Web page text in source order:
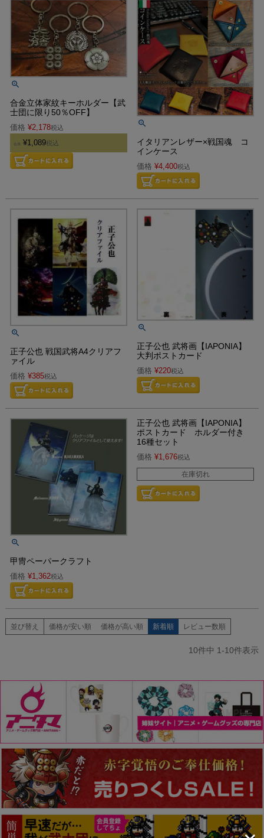
合金立体家紋キーホルダー【武
士団に限り50％OFF】
価格 ¥2,178税込
会員 ¥1,089税込
イタリアンレザー×戦国魂 コ
インケース
価格 ¥4,400税込
正子公也 戦国武将A4クリアフ
ァイル
価格 ¥385税込
正子公也 武将画【IAPONIA】
大判ポストカード
価格 ¥220税込
甲冑ペーパークラフト
価格 ¥1,362税込
正子公也 武将画【IAPONIA】
ポストカード ホルダー付き
16種セット
価格 ¥1,676税込
在庫切れ
並び替え 価格が安い順 価格が高い順 新着順 レビュー数順
10件中 1-10件表示